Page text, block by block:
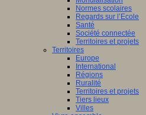
Normes scolaires
Regards sur l’Ecole
Santé
Société connectée
Territoires et projets
Territoires
Europe
International
Régions
Ruralité
Territoires et projets
Tiers lieux
Villes